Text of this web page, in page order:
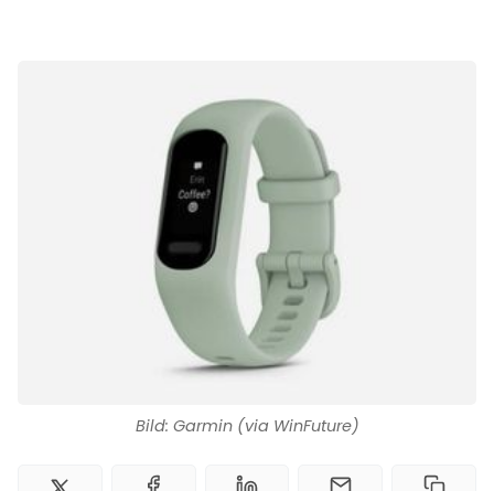
Kontakt
Impressum
Bild: Garmin (via WinFuture)